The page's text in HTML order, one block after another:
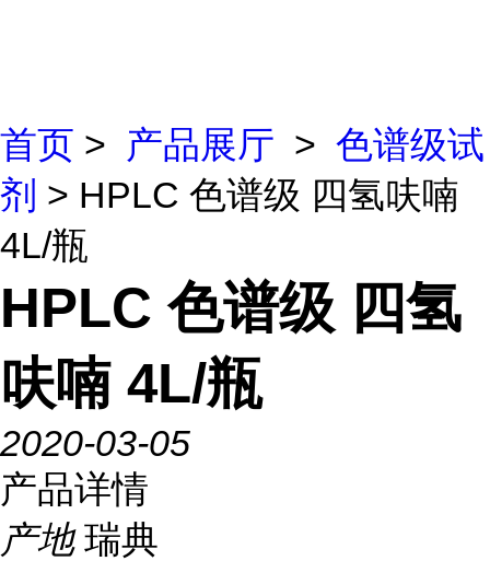
首页 > 产品展厅 > 色谱级试
剂 > HPLC 色谱级 四氢呋喃
4L/瓶
HPLC 色谱级 四氢
呋喃 4L/瓶
2020-03-05
产品详情
产地 瑞典